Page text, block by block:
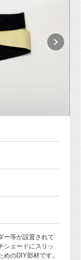
ー等が設置されて
シェードにスリッ
めのDIY部材です。